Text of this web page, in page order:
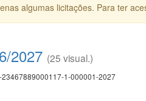
algumas licitações. Para ter
2027 (25 visual.)
23467889000117-1-000001-2027